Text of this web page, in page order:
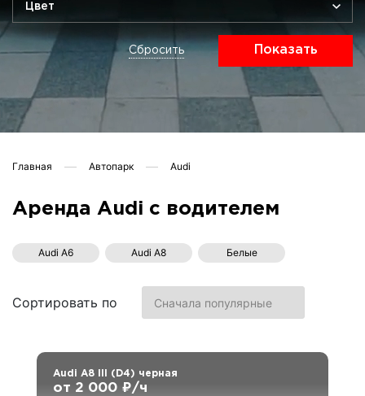
Цвет
Сбросить Показать
Главная Автопарк Audi
Аренда Audi с водителем
Audi A6 Audi A8 Белые
Сортировать по
Audi A8 III (D4) черная
от 2 000 ₽/ч